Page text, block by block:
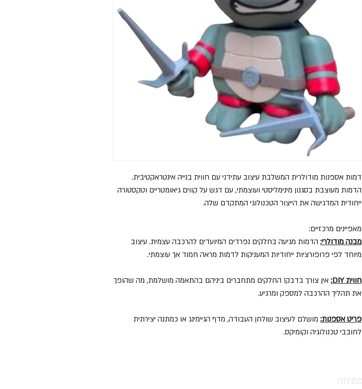
דמות אספנות מודולרית המשלבת עיצוב עתידני עם חווית בנייה אינטראקטיבית.
הדמות מעוצבת בסגנון מינימליסטי ועוצמתי, עם דגש על קווים גיאומטריים וטקסטורה
ייחודית המדגישה את הייצור הטכנולוגי המתקדם שלה.
מאפיינים מרכזיים:
מבנה מודולרי: הדמות מגיעה בחלקים נפרדים המיועדים להרכבה עצמית. עיצוב
מיוחד לפי פרופורציות ייחודיות המעניקות לדמות מראה חמוד אך עוצמתי.
חווית DIY:
אין צורך בדבק! החלקים מתחברים ביניהם בהתאמה מושלמת, מה שהופך
את תהליך ההרכבה למספק ומרגיע.
פריט אספנות: מושלם לעיצוב שולחן העבודה, מדף הגיימינג או כמתנה יצירתית
לחובבי טכנולוגיה וקומיקס.